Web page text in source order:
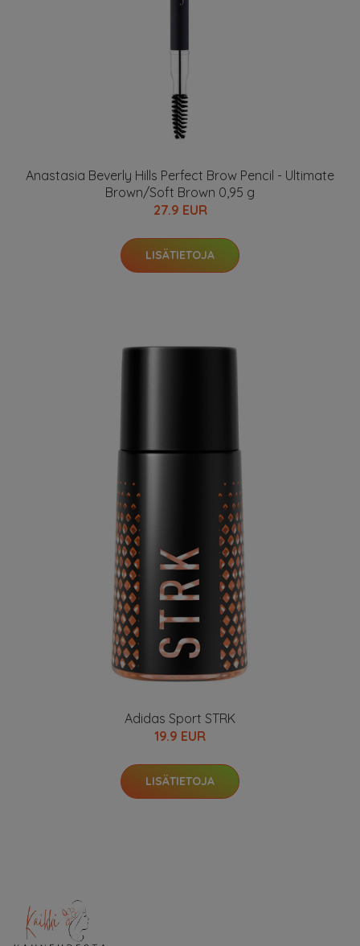
Anastasia Beverly Hills Perfect Brow Pencil - Ultimate
Brown/Soft Brown 0,95 g
27.9 EUR
LISÄTIETOJA
Adidas Sport STRK
19.9 EUR
LISÄTIETOJA